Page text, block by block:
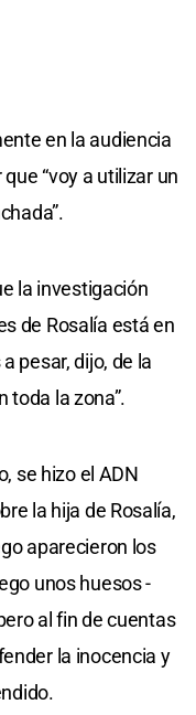
en la audiencia
“voy a utilizar un
la investigación
de Rosalía está en
pesar, dijo, de la
toda la zona”.
se hizo el ADN
la hija de Rosalía,
aparecieron los
unos huesos -
al fin de cuentas
la inocencia y